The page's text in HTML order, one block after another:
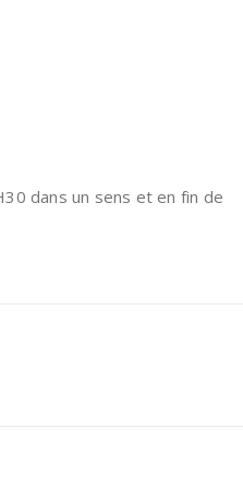
dans un sens et en fin de